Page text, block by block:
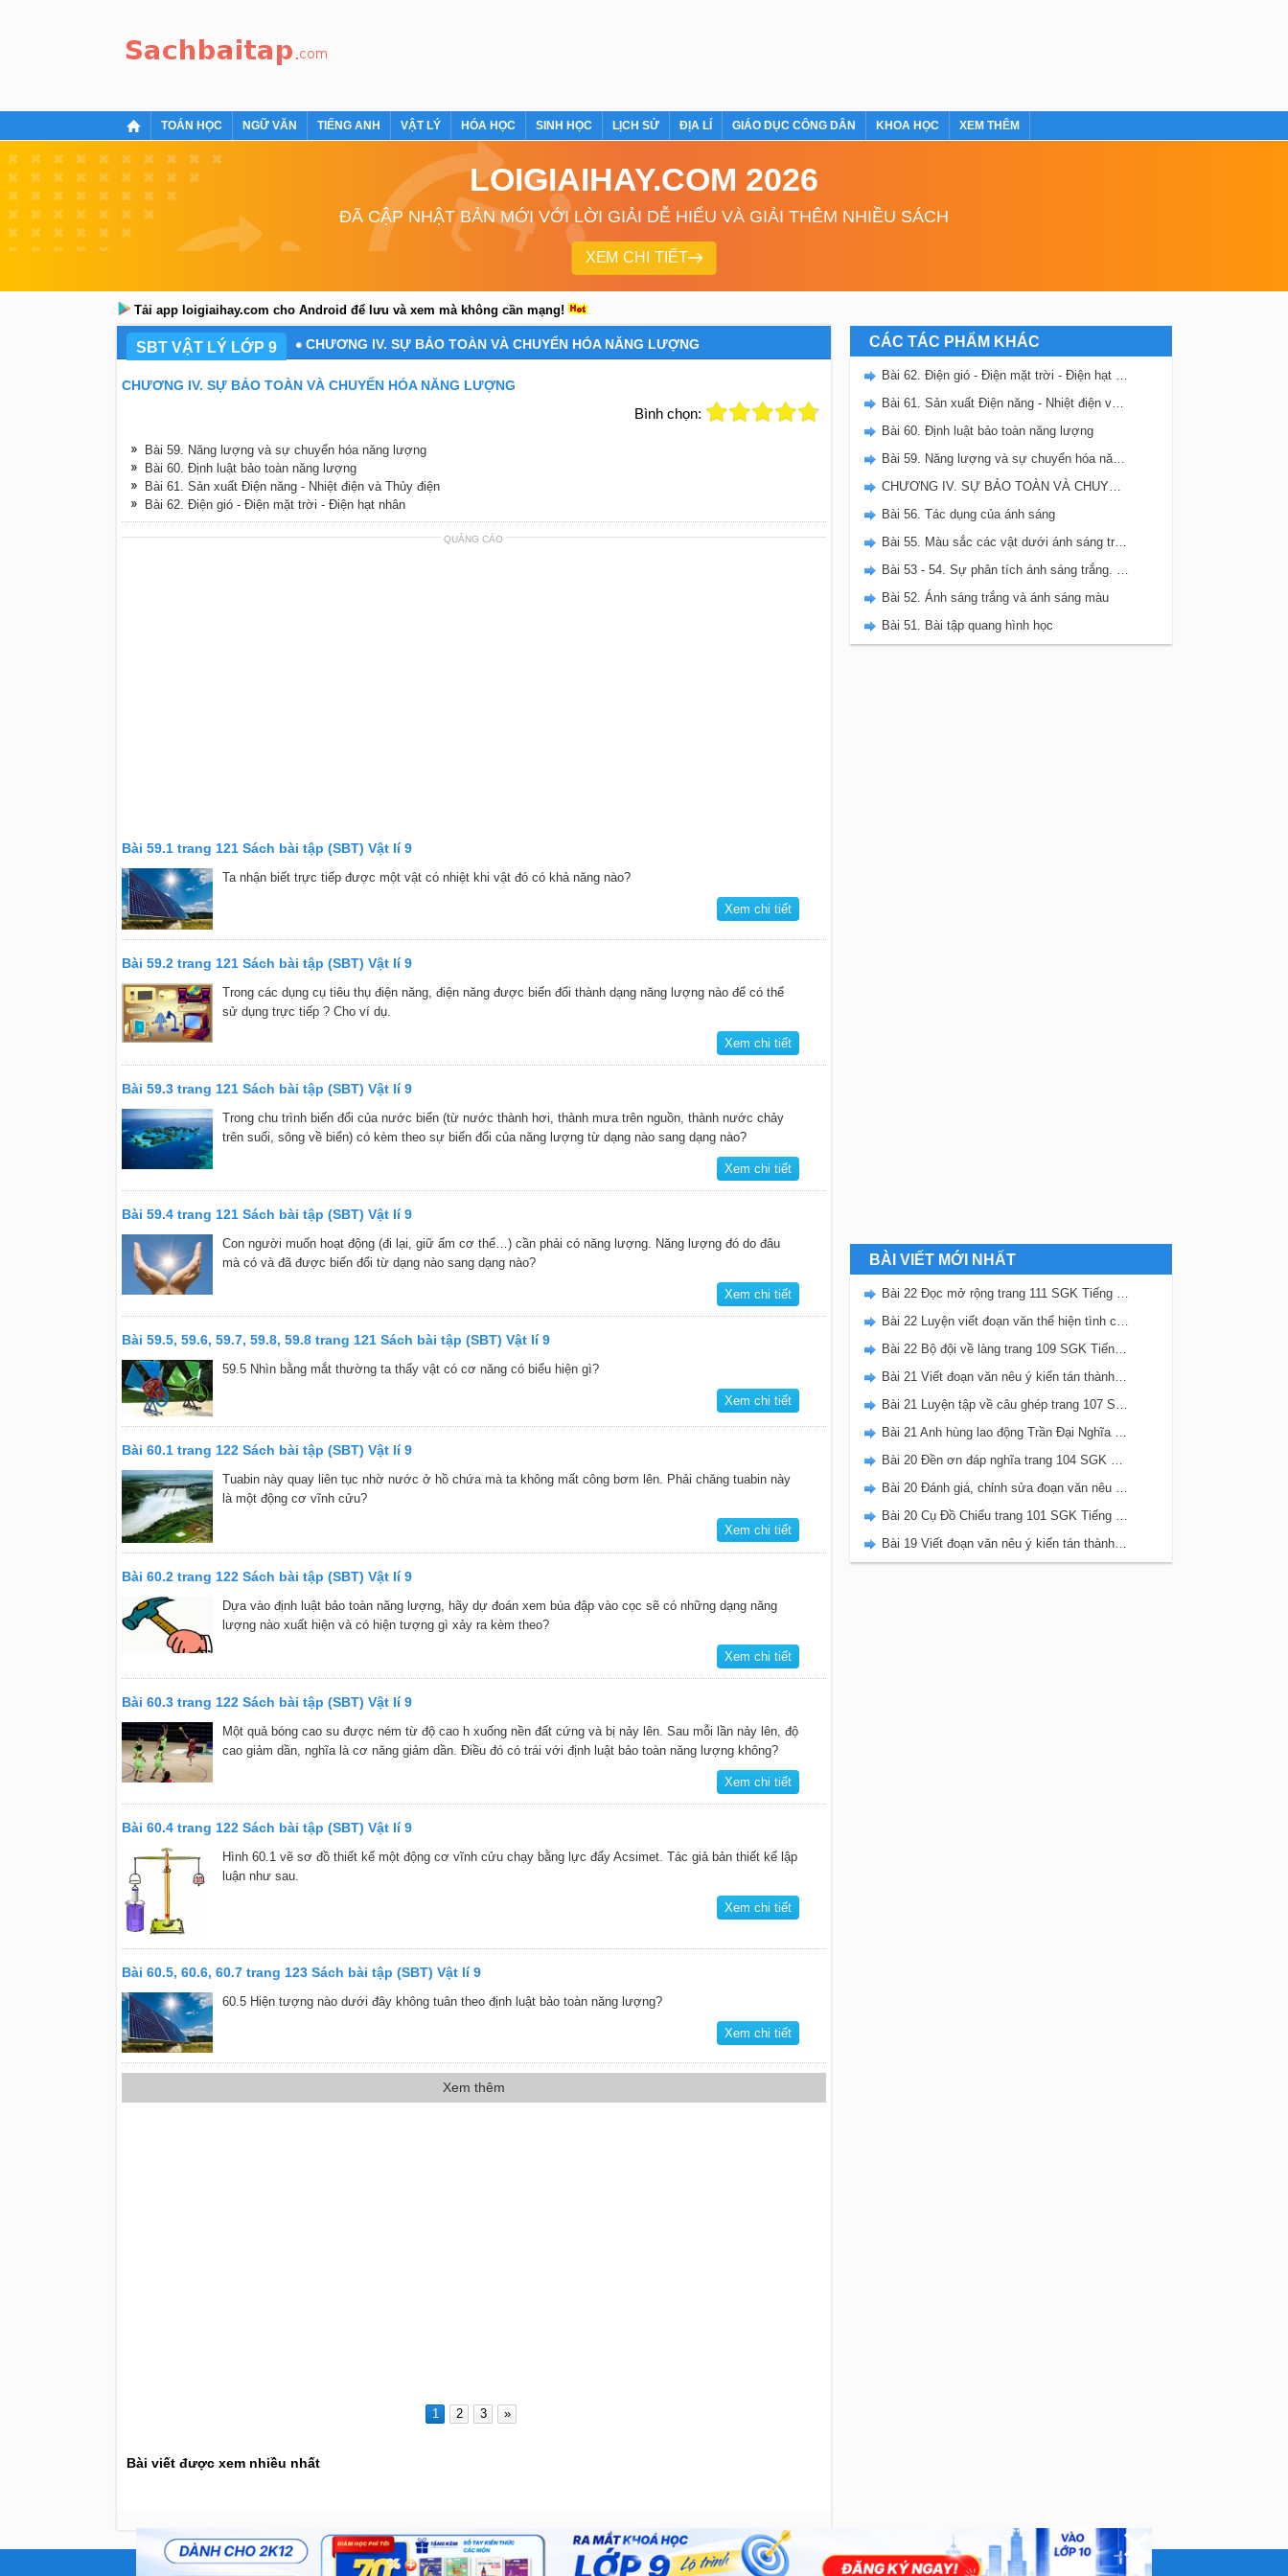
TOÁN HỌC NGỮ VĂN TIẾNG ANH VẬT LÝ HÓA HỌC SINH HỌC LỊCH SỬ ĐỊA LÍ GIÁO DỤC CÔNG DÂN KHOA HỌC XEM THÊM
LOIGIAIHAY.COM 2026
ĐÃ CẬP NHẬT BẢN MỚI VỚI LỜI GIẢI DỄ HIỂU VÀ GIẢI THÊM NHIỀU SÁCH
XEM CHI TIẾT
Tải app loigiaihay.com cho Android để lưu và xem mà không cần mạng!
SBT VẬT LÝ LỚP 9 CHƯƠNG IV. SỰ BẢO TOÀN VÀ CHUYỂN HÓA NĂNG LƯỢNG
CHƯƠNG IV. SỰ BẢO TOÀN VÀ CHUYỂN HÓA NĂNG LƯỢNG
Bình chọn:
Bài 59. Năng lượng và sự chuyển hóa năng lượng
Bài 60. Định luật bảo toàn năng lượng
Bài 61. Sản xuất Điện năng - Nhiệt điện và Thủy điện
Bài 62. Điện gió - Điện mặt trời - Điện hạt nhân
QUẢNG CÁO
Bài 59.1 trang 121 Sách bài tập (SBT) Vật lí 9
Ta nhận biết trực tiếp được một vật có nhiệt khi vật đó có khả năng nào?
Xem chi tiết
Bài 59.2 trang 121 Sách bài tập (SBT) Vật lí 9
Trong các dụng cụ tiêu thụ điện năng, điện năng được biến đổi thành dạng năng lượng nào để có thể
sử dụng trực tiếp ? Cho ví dụ.
Xem chi tiết
Bài 59.3 trang 121 Sách bài tập (SBT) Vật lí 9
Trong chu trình biến đổi của nước biển (từ nước thành hơi, thành mưa trên nguồn, thành nước chảy
trên suối, sông về biển) có kèm theo sự biến đổi của năng lượng từ dạng nào sang dạng nào?
Xem chi tiết
Bài 59.4 trang 121 Sách bài tập (SBT) Vật lí 9
Con người muốn hoạt động (đi lại, giữ ấm cơ thể…) cần phải có năng lượng. Năng lượng đó do đâu
mà có và đã được biến đổi từ dạng nào sang dạng nào?
Xem chi tiết
Bài 59.5, 59.6, 59.7, 59.8, 59.8 trang 121 Sách bài tập (SBT) Vật lí 9
59.5 Nhìn bằng mắt thường ta thấy vật có cơ năng có biểu hiện gì?
Xem chi tiết
Bài 60.1 trang 122 Sách bài tập (SBT) Vật lí 9
Tuabin này quay liên tục nhờ nước ở hồ chứa mà ta không mất công bơm lên. Phải chăng tuabin này
là một động cơ vĩnh cửu?
Xem chi tiết
Bài 60.2 trang 122 Sách bài tập (SBT) Vật lí 9
Dựa vào định luật bảo toàn năng lượng, hãy dự đoán xem búa đập vào cọc sẽ có những dạng năng
lượng nào xuất hiện và có hiện tượng gì xảy ra kèm theo?
Xem chi tiết
Bài 60.3 trang 122 Sách bài tập (SBT) Vật lí 9
Một quả bóng cao su được ném từ độ cao h xuống nền đất cứng và bị nảy lên. Sau mỗi lần nảy lên, độ
cao giảm dần, nghĩa là cơ năng giảm dần. Điều đó có trái với định luật bảo toàn năng lượng không?
Xem chi tiết
Bài 60.4 trang 122 Sách bài tập (SBT) Vật lí 9
Hình 60.1 vẽ sơ đồ thiết kế một động cơ vĩnh cửu chạy bằng lực đẩy Acsimet. Tác giả bản thiết kế lập
luận như sau.
Xem chi tiết
Bài 60.5, 60.6, 60.7 trang 123 Sách bài tập (SBT) Vật lí 9
60.5 Hiện tượng nào dưới đây không tuân theo định luật bảo toàn năng lượng?
Xem chi tiết
Xem thêm
1 2 3 »
Bài viết được xem nhiều nhất
CÁC TÁC PHẨM KHÁC
Bài 62. Điện gió - Điện mặt trời - Điện hạt nhân
Bài 61. Sản xuất Điện năng - Nhiệt điện và Thủy điện
Bài 60. Định luật bảo toàn năng lượng
Bài 59. Năng lượng và sự chuyển hóa năng lượng
CHƯƠNG IV. SỰ BẢO TOÀN VÀ CHUYỂN HÓA NĂNG LƯỢNG
Bài 56. Tác dụng của ánh sáng
Bài 55. Màu sắc các vật dưới ánh sáng trắng và dưới ánh sáng màu
Bài 53 - 54. Sự phân tích ánh sáng trắng. Sự trộn các ánh sáng màu
Bài 52. Ánh sáng trắng và ánh sáng màu
Bài 51. Bài tập quang hình học
BÀI VIẾT MỚI NHẤT
Bài 22 Đọc mở rộng trang 111 SGK Tiếng Việt 5 Kết nối tri thức tập 2
Bài 22 Luyện viết đoạn văn thể hiện tình cảm, cảm xúc về một sự việc trang 111 SGK Tiếng Việt 5 Kết nối tri thức tập 2
Bài 22 Bộ đội về làng trang 109 SGK Tiếng Việt 5 Kết nối tri thức tập 2
Bài 21 Viết đoạn văn nêu ý kiến tán thành một sự việc, hiện tượng (Bài viết số 2) trang 108 SGK Tiếng Việt 5 Kết nối tri thức tập 2
Bài 21 Luyện tập về câu ghép trang 107 SGK Tiếng Việt 5 Kết nối tri thức tập 2
Bài 21 Anh hùng lao động Trần Đại Nghĩa trang 106 SGK Tiếng Việt 5 Kết nối tri thức tập 2
Bài 20 Đền ơn đáp nghĩa trang 104 SGK Tiếng Việt 5 Kết nối tri thức tập 2
Bài 20 Đánh giá, chỉnh sửa đoạn văn nêu ý kiến tán thành một sự vật, hiện tượng trang 103 SGK Tiếng Việt 5 Kết nối tri thức tập 2
Bài 20 Cụ Đồ Chiểu trang 101 SGK Tiếng Việt 5 Kết nối tri thức tập 2
Bài 19 Viết đoạn văn nêu ý kiến tán thành một sự việc, hiện tượng (Bài viết số 1) trang 100 SGK Tiếng Việt 5 Kết nối tri thức tập 2
Liên hệ |Chính sách